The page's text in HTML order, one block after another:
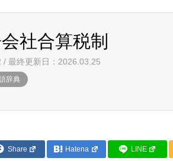
社合算税制
/ 最終更新日：2026.03.25
辞典
Share Hatena LINE